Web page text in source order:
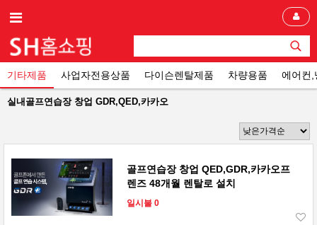
기타제품 사업자전용상품 다이슨렌탈제품 차량용품 에어컨,
실내골프연습장 창업 GDR,QED,카카오
골프연습장 창업 QED,GDR,카카오프
렌즈 48개월 렌탈로 설치
일시불 0